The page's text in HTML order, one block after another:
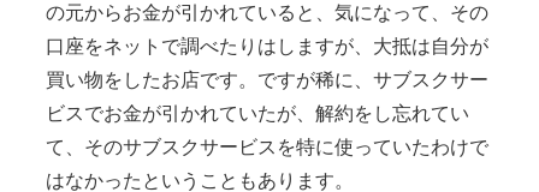
の元からお金が引かれていると、気になって、その
口座をネットで調べたりはしますが、大抵は自分が
買い物をしたお店です。ですが稀に、サブスクサー
ビスでお金が引かれていたが、解約をし忘れてい
て、そのサブスクサービスを特に使っていたわけで
はなかったということもあります。